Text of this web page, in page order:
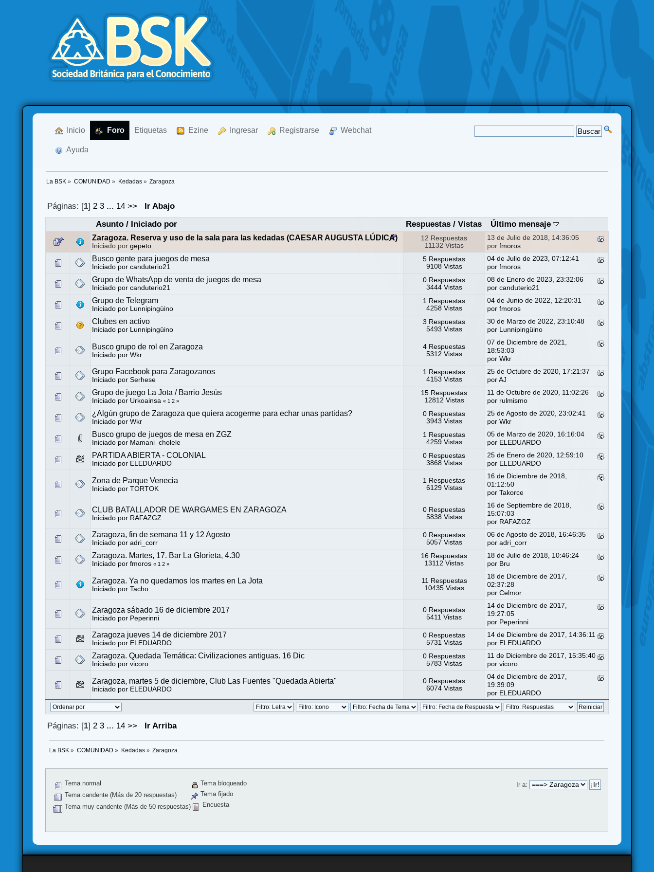
Inicio Foro Etiquetas Ezine Ingresar Registrarse Webchat
Ayuda
La BSK » COMUNIDAD » Kedadas» Zaragoza
Páginas: [1] 2 3 ... 14 >>
Ir Abajo
Asunto/ Iniciado por Respuestas /Vistas Último mensaje
Zaragoza. Reserva y uso de la sala para las kedadas (CAESAR AUGUSTA LÚDICA)
Iniciado porgepeto
12 Respuestas
11132 Vistas
13 de Julio de 2018, 14:36:05
porfmoros
Busco gente para juegos de mesa
Iniciado porcanduterio21
5 Respuestas
9108 Vistas
04 de Julio de 2023, 07:12:41
porfmoros
Grupo de WhatsApp de venta de juegos de mesa
Iniciado porcanduterio21
0 Respuestas
3444 Vistas
08 de Enero de 2023, 23:32:06
porcanduterio21
Grupo de Telegram
Iniciado por Lunnipingüino
1 Respuestas
4258 Vistas
04 de Junio de 2022, 12:20:31
porfmoros
Clubes en activo
Iniciado por Lunnipingüino
3 Respuestas
5493 Vistas
30 de Marzo de 2022, 23:10:48
por
Lunnipingüino
Busco grupo de rol en Zaragoza
Iniciado porWkr
4 Respuestas
5312 Vistas
07 de Diciembre de 2021,
18:53:03
porWkr
Grupo Facebook para Zaragozanos
Iniciado porSerhese
1 Respuestas
4153 Vistas
25 de Octubre de 2020, 17:21:37
porAJ
Grupo de juego La Jota / Barrio Jesús
Iniciado por Urkoainsa « 1 2 »
15 Respuestas
12812 Vistas
11 de Octubre de 2020, 11:02:26
por rulmismo
¿Algún grupo de Zaragoza que quiera acogerme para echar unas partidas?
Iniciado porWkr
0 Respuestas
3943 Vistas
25 de Agosto de 2020, 23:02:41
porWkr
Busco grupo de juegos de mesa en ZGZ
Iniciado por Mamani_cholele
1 Respuestas
4259 Vistas
05 de Marzo de 2020, 16:16:04
por ELEDUARDO
PARTIDA ABIERTA - COLONIAL
Iniciado por ELEDUARDO
0 Respuestas
3868 Vistas
25 de Enero de 2020, 12:59:10
por ELEDUARDO
Zona de Parque Venecia
Iniciado porTORTOK
1 Respuestas
6129 Vistas
16 de Diciembre de 2018,
01:12:50
porTakorce
CLUB BATALLADOR DE WARGAMES EN ZARAGOZA
Iniciado por RAFAZGZ
0 Respuestas
5838 Vistas
16 de Septiembre de 2018,
15:07:03
por RAFAZGZ
Zaragoza, fin de semana 11 y 12 Agosto
Iniciado poradri_corr
0 Respuestas
5057 Vistas
06 de Agosto de 2018, 16:46:35
poradri_corr
Zaragoza. Martes, 17. Bar La Glorieta, 4.30
Iniciado porfmoros « 1 2 »
16 Respuestas
13112 Vistas
18 de Julio de 2018, 10:46:24
por Bru
Zaragoza. Ya no quedamos los martes en La Jota
Iniciado porTacho
11 Respuestas
10435 Vistas
18 de Diciembre de 2017,
02:37:28
porCelmor
Zaragoza sábado 16 de diciembre 2017
Iniciado por Peperinni
0 Respuestas
5411 Vistas
14 de Diciembre de 2017,
19:27:05
por Peperinni
Zaragoza jueves 14 de diciembre 2017
Iniciado por ELEDUARDO
0 Respuestas
5731 Vistas
14 de Diciembre de 2017, 14:36:11
por ELEDUARDO
Zaragoza. Quedada Temática: Civilizaciones antiguas. 16 Dic
Iniciado porvicoro
0 Respuestas
5783 Vistas
11 de Diciembre de 2017, 15:35:40
porvicoro
Zaragoza, martes 5 de diciembre, Club Las Fuentes "Quedada Abierta"
Iniciado por ELEDUARDO
0 Respuestas
6074 Vistas
04 de Diciembre de 2017,
19:39:09
por ELEDUARDO
Páginas: [1] 2 3 ... 14 >> Ir Arriba
La BSK » COMUNIDAD » Kedadas» Zaragoza
Ir a:
Tema normal
Tema candente (Más de 20 respuestas)
Tema muy candente (Más de 50 respuestas)
Tema bloqueado
Tema fijado
Encuesta